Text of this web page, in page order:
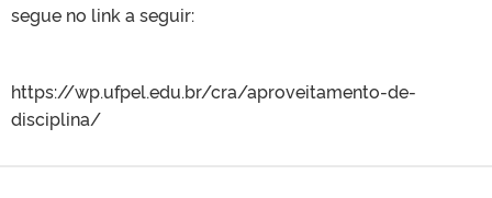
segue no link a seguir:
https://wp.ufpel.edu.br/cra/aproveitamento-de-
disciplina/